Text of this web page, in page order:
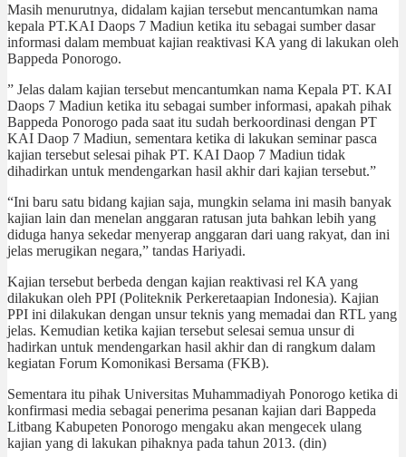
Masih menurutnya, didalam kajian tersebut mencantumkan nama
kepala PT.KAI Daops 7 Madiun ketika itu sebagai sumber dasar
informasi dalam membuat kajian reaktivasi KA yang di lakukan oleh
Bappeda Ponorogo.
” Jelas dalam kajian tersebut mencantumkan nama Kepala PT. KAI
Daops 7 Madiun ketika itu sebagai sumber informasi, apakah pihak
Bappeda Ponorogo pada saat itu sudah berkoordinasi dengan PT
KAI Daop 7 Madiun, sementara ketika di lakukan seminar pasca
kajian tersebut selesai pihak PT. KAI Daop 7 Madiun tidak
dihadirkan untuk mendengarkan hasil akhir dari kajian tersebut.”
“Ini baru satu bidang kajian saja, mungkin selama ini masih banyak
kajian lain dan menelan anggaran ratusan juta bahkan lebih yang
diduga hanya sekedar menyerap anggaran dari uang rakyat, dan ini
jelas merugikan negara,” tandas Hariyadi.
Kajian tersebut berbeda dengan kajian reaktivasi rel KA yang
dilakukan oleh PPI (Politeknik Perkeretaapian Indonesia). Kajian
PPI ini dilakukan dengan unsur teknis yang memadai dan RTL yang
jelas. Kemudian ketika kajian tersebut selesai semua unsur di
hadirkan untuk mendengarkan hasil akhir dan di rangkum dalam
kegiatan Forum Komonikasi Bersama (FKB).
Sementara itu pihak Universitas Muhammadiyah Ponorogo ketika di
konfirmasi media sebagai penerima pesanan kajian dari Bappeda
Litbang Kabupeten Ponorogo mengaku akan mengecek ulang
kajian yang di lakukan pihaknya pada tahun 2013. (din)